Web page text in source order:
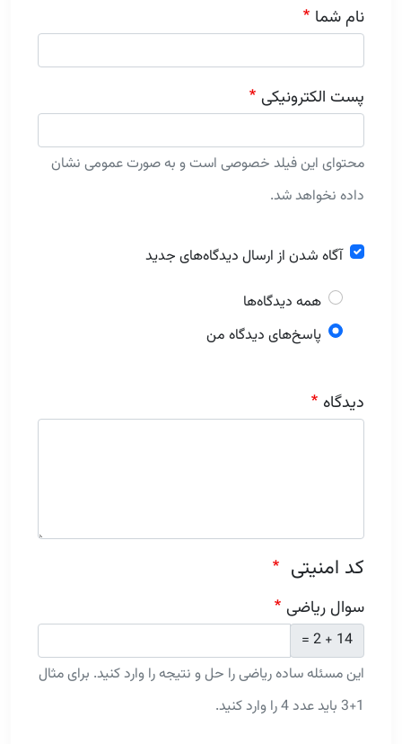
نام شما
پست الکترونیکی
محتوای این فیلد خصوصی است و به صورت عمومی نشان
داده نخواهد شد.
آگاه شدن از ارسال دیدگاه‌های جدید
همه دیدگاه‌ها
پاسخ‌های دیدگاه من
دیدگاه
کد امنیتی
سوال ریاضی
14 + 2 =
این مسئله ساده ریاضی را حل و نتیجه را وارد کنید. برای مثال
1+3 باید عدد 4 را وارد کنید.